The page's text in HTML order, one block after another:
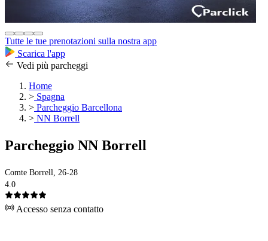
Tutte le tue prenotazioni sulla nostra app
Scarica l'app
Vedi più parcheggi
Home
> Spagna
> Parcheggio Barcellona
> NN Borrell
Parcheggio NN Borrell
Comte Borrell, 26-28
4.0
Accesso senza contatto